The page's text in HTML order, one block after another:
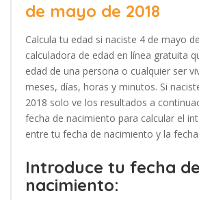
de mayo de 2018
Calcula tu edad si naciste 4 de mayo
calculadora de edad en línea gratuita
edad de una persona o cualquier ser
meses, días, horas y minutos. Si
2018 solo ve los resultados a
fecha de nacimiento para calcular el
entre tu fecha de nacimiento y la
Introduce tu fecha de
nacimiento: